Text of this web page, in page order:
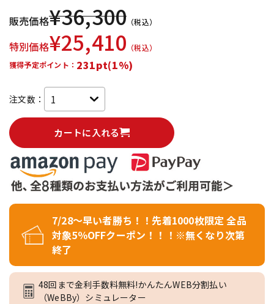
販売価格¥36,300 （税込）
特別価格¥25,410 （税込）
獲得予定ポイント： 231pt(1%)
注文数：
カートに入れる
7/28～早い者勝ち！！先着1000枚限定 全品
対象5％OFFクーポン！！！※無くなり次第
終了
48回まで金利手数料無料!かんたんWEB分割払い
（WeBBy）シミュレーター